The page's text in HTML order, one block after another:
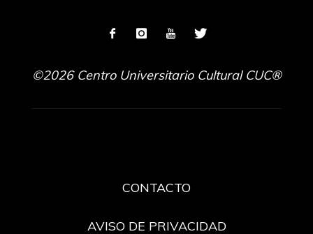
©2026 Centro Universitario Cultural CUC®
CONTACTO
AVISO DE PRIVACIDAD